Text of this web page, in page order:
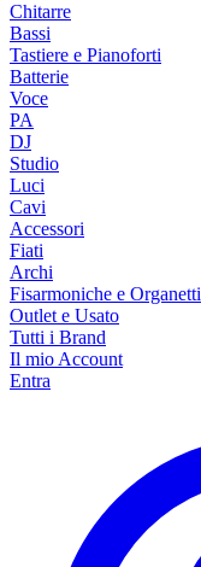
Chitarre
Bassi
Tastiere e Pianoforti
Batterie
Voce
PA
DJ
Studio
Luci
Cavi
Accessori
Fiati
Archi
Fisarmoniche e Organetti
Outlet e Usato
Tutti i Brand
Il mio Account
Entra